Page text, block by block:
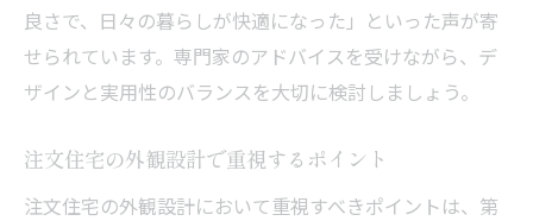
良さで、日々の暮らしが快適になった」といった声が寄
せられています。専門家のアドバイスを受けながら、デ
ザインと実用性のバランスを大切に検討しましょう。
注文住宅の外観設計で重視するポイント
注文住宅の外観設計において重視すべきポイントは、第